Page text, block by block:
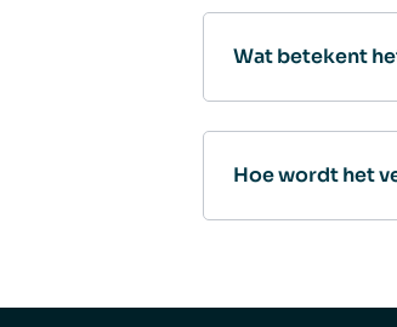
Wat betekent
Hoe wordt het